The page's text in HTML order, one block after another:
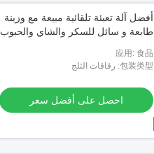
أفضل آلة تعبئة تلقائية مبيعة مع وزينة
طابعة و سائل للسكر والشاي والحبوب
应用: 食品
包装类型: رقاقات الثلج
احصل على أفضل سعر